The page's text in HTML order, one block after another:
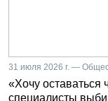
31 июля 2026 г. —
«Хочу оставаться
специалисты